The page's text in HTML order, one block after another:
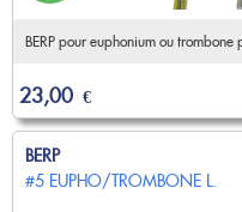
BERP pour euphonium ou trombone
23,00 €
BERP
#5 EUPHO/TROMBONE L.